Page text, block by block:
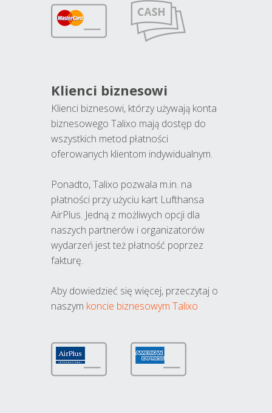
Klienci biznesowi
Klienci biznesowi, którzy używają konta
biznesowego Talixo mają dostęp do
wszystkich metod płatności
oferowanych klientom indywidualnym.
Ponadto, Talixo pozwala m.in. na
płatności przy użyciu kart Lufthansa
AirPlus. Jedną z możliwych opcji dla
naszych partnerów i organizatorów
wydarzeń jest też płatność poprzez
fakturę.
Aby dowiedzieć się więcej, przeczytaj o
naszym koncie biznesowym Talixo